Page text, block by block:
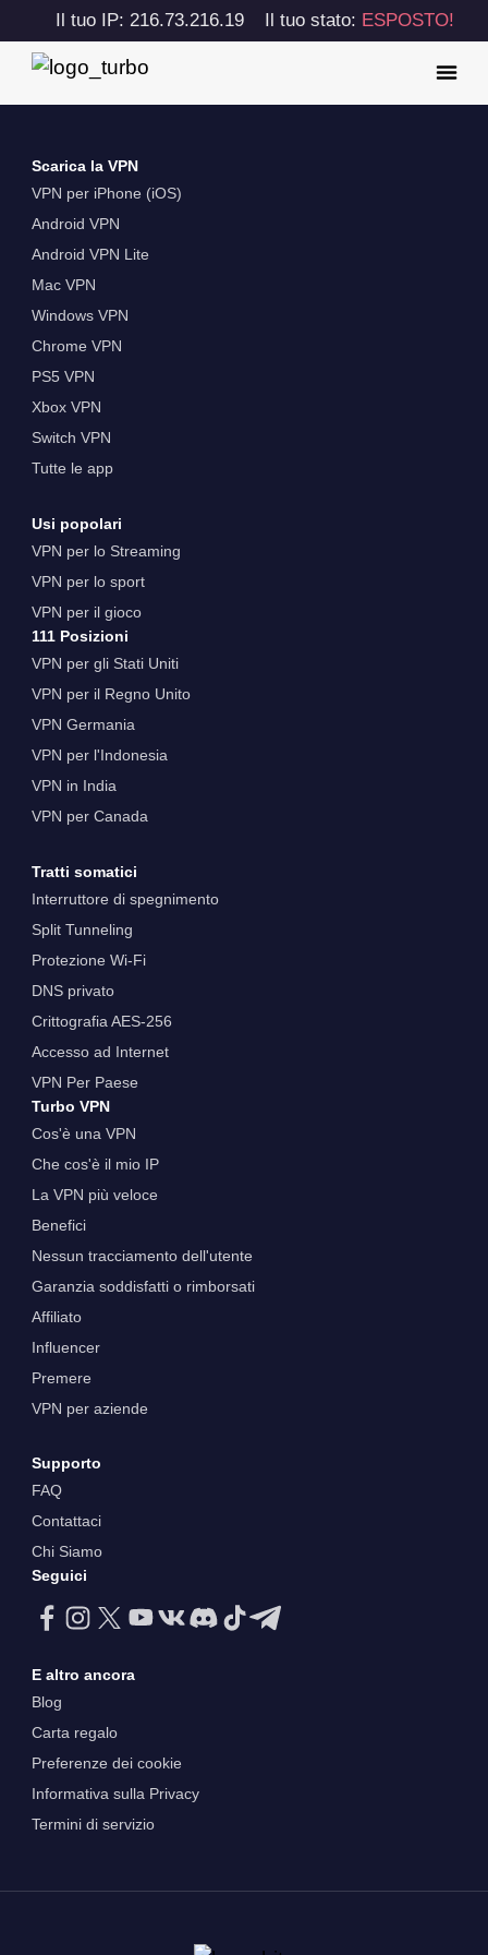
Il tuo IP: 216.73.216.19 Il tuo stato: ESPOSTO!
Scarica la VPN
VPN per iPhone (iOS)
Android VPN
Android VPN Lite
Mac VPN
Windows VPN
Chrome VPN
PS5 VPN
Xbox VPN
Switch VPN
Tutte le app
Usi popolari
VPN per lo Streaming
VPN per lo sport
VPN per il gioco
111 Posizioni
VPN per gli Stati Uniti
VPN per il Regno Unito
VPN Germania
VPN per l'Indonesia
VPN in India
VPN per Canada
Tratti somatici
Interruttore di spegnimento
Split Tunneling
Protezione Wi-Fi
DNS privato
Crittografia AES-256
Accesso ad Internet
VPN Per Paese
Turbo VPN
Cos'è una VPN
Che cos'è il mio IP
La VPN più veloce
Benefici
Nessun tracciamento dell'utente
Garanzia soddisfatti o rimborsati
Affiliato
Influencer
Premere
VPN per aziende
Supporto
FAQ
Contattaci
Chi Siamo
Seguici
E altro ancora
Blog
Carta regalo
Preferenze dei cookie
Informativa sulla Privacy
Termini di servizio